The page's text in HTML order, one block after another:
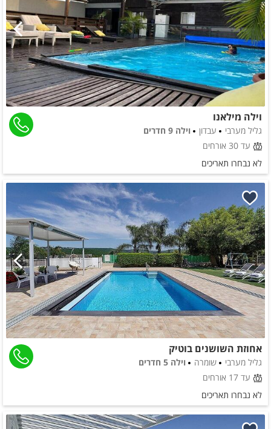
וילה מילאנו
גליל מערבי עבדון
וילה 9 חדרים
עד 30 אורחים
לא נבחרו תאריכים
אחוזת השושנים בוטיק
גליל מערבי שומרה
וילה 5 חדרים
עד 17 אורחים
לא נבחרו תאריכים